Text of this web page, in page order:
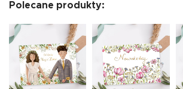
Polecane produkty: